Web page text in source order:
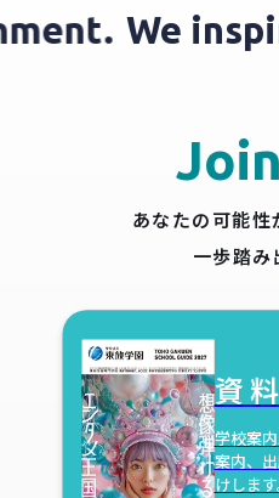
We
あなたの可能性
一歩踏み
資
学校案
案内、
けします